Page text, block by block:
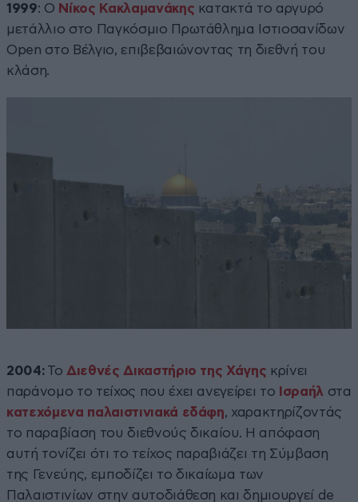
1999: Ο Νίκος Κακλαμανάκης κατακτά το αργυρό
μετάλλιο στο Παγκόσμιο Πρωτάθλημα Ιστιοσανίδων
Open στο Βέλγιο, επιβεβαιώνοντας τη διεθνή του
κλάση.
2004: Το Διεθνές Δικαστήριο της Χάγης κρίνει
παράνομο το τείχος που έχει ανεγείρει το
Ισραήλ στα
κατεχόμενα παλαιστινιακά εδάφη, χαρακτηρίζοντάς
το παραβίαση του διεθνούς δικαίου. Η απόφαση
αυτή τονίζει ότι το τείχος παραβιάζει τη Σύμβαση
της Γενεύης, εμποδίζει το δικαίωμα των
Παλαιστινίων στην αυτοδιάθεση και δημιουργεί de